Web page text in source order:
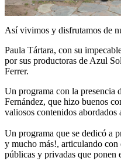
Así vivimos y disfrutamos de
Paula Tártara, con su
por sus productoras de Azul
Ferrer.
Un programa con la
Fernández, que hizo buenos
valiosos contenidos abordados
Un programa que se dedicó a
y mucho más!, articulando con
públicas y privadas que ponen